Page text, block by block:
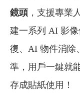
鏡頭，支援專業
建一系列 AI 影
復、AI 物件消除
準，用戶一鍵就
存成貼紙使用！